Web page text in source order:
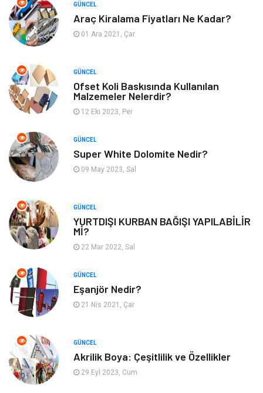
Bilgisayar & Yazılım Genel Kültür
Mobilya
Turizm
Plaka Tanıma Sistemleri
Aksesuar
Tarım & Hayvancılık
GÜNCEL
Araç Kiralama Fiyatları Ne Kadar?
01 Ara 2021, Çar
GÜNCEL
Ofset Koli Baskısında Kullanılan
Malzemeler Nelerdir?
12 Eki 2023, Per
GÜNCEL
Super White Dolomite Nedir?
09 May 2023, Sal
GÜNCEL
YURTDIŞI KURBAN BAĞIŞI YAPILABİLİR
Mİ?
22 Mar 2022, Sal
GÜNCEL
Eşanjör Nedir?
21 Nis 2021, Çar
GÜNCEL
Akrilik Boya: Çeşitlilik ve Özellikler
29 Eyl 2023, Cum